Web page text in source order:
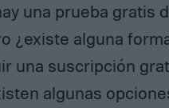
una prueba gratis
¿existe alguna
una suscripción
algunas